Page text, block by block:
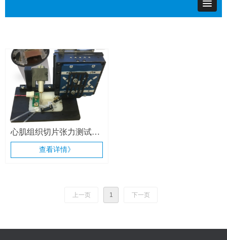
心肌组织切片张力测试系
查看详情》
上一页 1 下一页